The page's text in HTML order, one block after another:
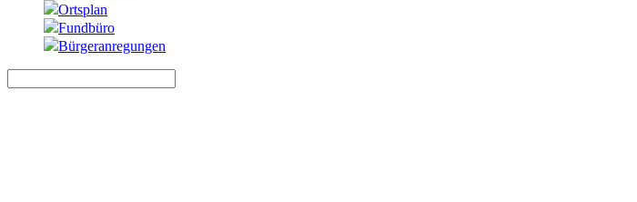
Ortsplan
Fundbüro
Bürgeranregungen